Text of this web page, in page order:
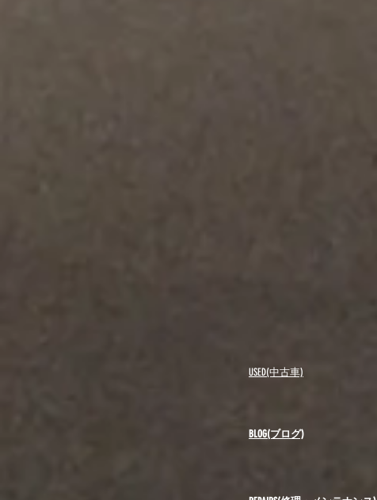
USED(中古車)
BLOG(ブログ)